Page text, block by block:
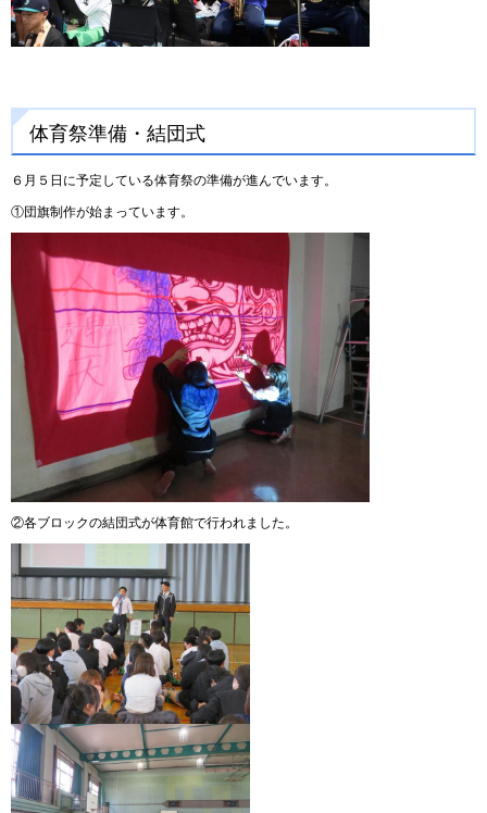
体育祭準備・結団式
６月５日に予定している体育祭の準備が進んでいます。
①団旗制作が始まっています。
②各ブロックの結団式が体育館で行われました。